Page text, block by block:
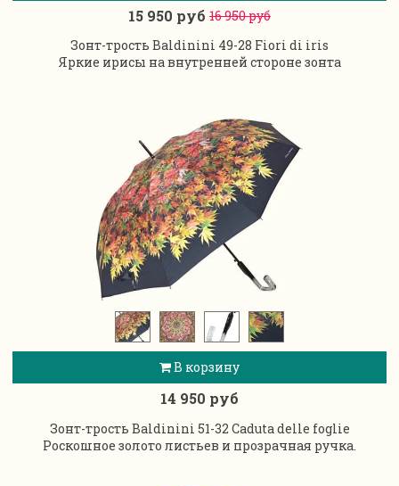
15 950 руб 16 950 руб
Зонт-трость Baldinini 49-28 Fiori di iris
Яркие ирисы на внутренней стороне зонта
В корзину
14 950 руб
Зонт-трость Baldinini 51-32 Caduta delle foglie
Роскошное золото листьев и прозрачная ручка.